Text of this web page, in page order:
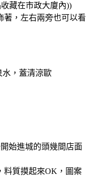
藏在市政大廈內))
著，左右兩旁也可以看
水，蓋清涼歐
始進城的頭幾間店面
料質摸起來OK，圖案